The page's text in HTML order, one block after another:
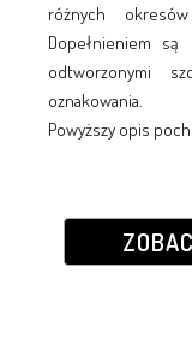
różnych
Dopełnieniem
odtworzonymi
oznakowania.
Powyższy opis